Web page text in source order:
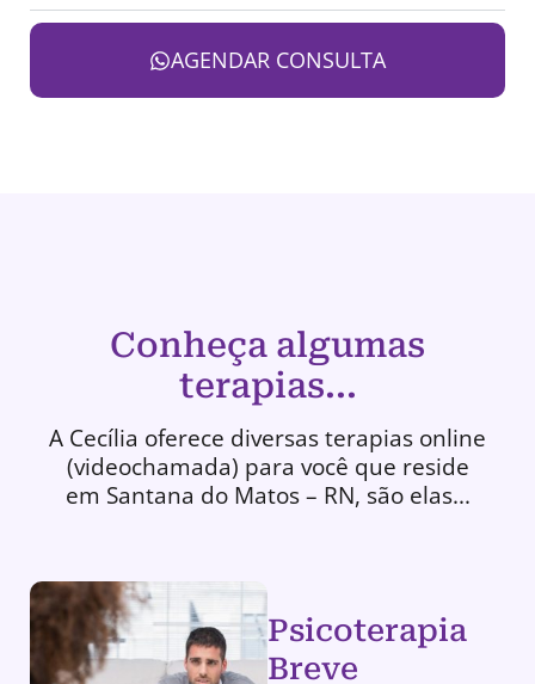
AGENDAR CONSULTA
Conheça algumas
terapias...
A Cecília oferece diversas terapias online
(videochamada) para você que reside
em Santana do Matos – RN, são elas...
Psicoterapia
Breve